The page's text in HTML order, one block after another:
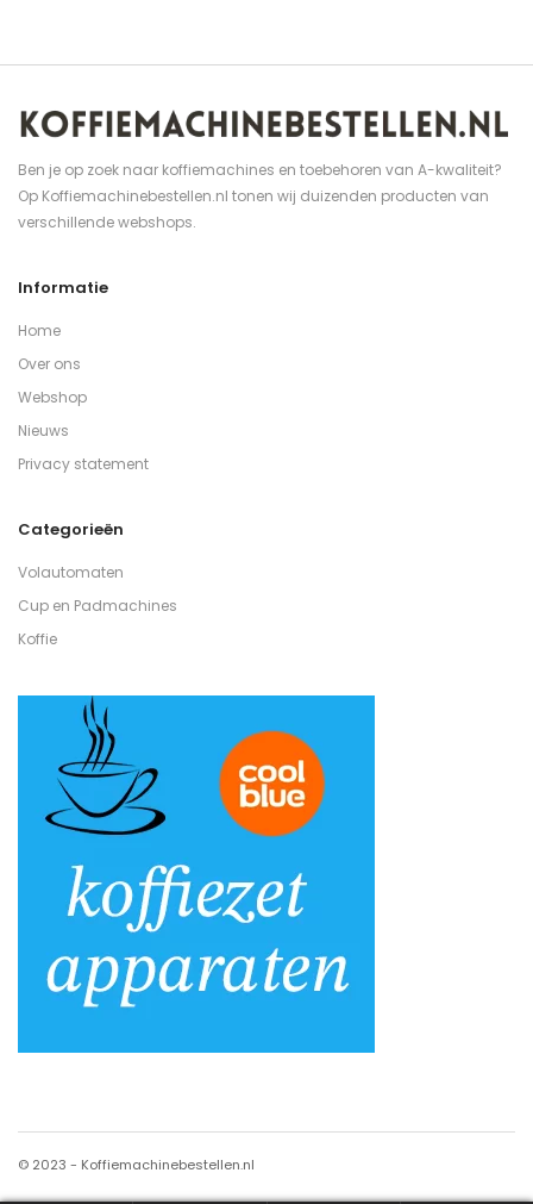
Ben je op zoek naar koffiemachines en toebehoren van A-kwaliteit?
Op Koffiemachinebestellen.nl tonen wij duizenden producten van
verschillende webshops.
Informatie
Home
Over ons
Webshop
Nieuws
Privacy statement
Categorieën
Volautomaten
Cup en Padmachines
Koffie
© 2023 - Koffiemachinebestellen.nl